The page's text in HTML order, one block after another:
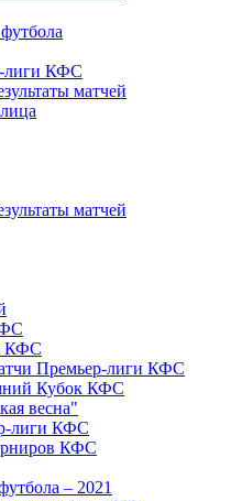
лиги КФС
матчей
матчей
КФС
Премьер-лиги КФС
Кубок КФС
весна"
лиги КФС
КФС
– 2021